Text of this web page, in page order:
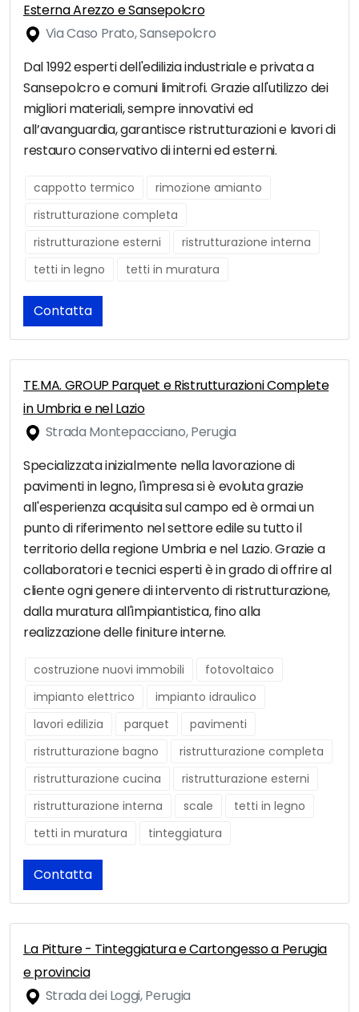
Esterna Arezzo e Sansepolcro
Via Caso Prato, Sansepolcro
Dal 1992 esperti dell'edilizia industriale e privata a
Sansepolcro e comuni limitrofi. Grazie all'utilizzo dei
migliori materiali, sempre innovativi ed
all’avanguardia, garantisce ristrutturazioni e lavori di
restauro conservativo di interni ed esterni.
cappotto termico
rimozione amianto
ristrutturazione completa
ristrutturazione esterni
ristrutturazione interna
tetti in legno
tetti in muratura
Contatta
TE.MA. GROUP Parquet e Ristrutturazioni Complete
in Umbria e nel Lazio
Strada Montepacciano, Perugia
Specializzata inizialmente nella lavorazione di
pavimenti in legno, l'impresa si è evoluta grazie
all'esperienza acquisita sul campo ed è ormai un
punto di riferimento nel settore edile su tutto il
territorio della regione Umbria e nel Lazio. Grazie a
collaboratori e tecnici esperti è in grado di offrire al
cliente ogni genere di intervento di ristrutturazione,
dalla muratura all'impiantistica, fino alla
realizzazione delle finiture interne.
costruzione nuovi immobili
fotovoltaico
impianto elettrico
impianto idraulico
lavori edilizia
parquet
pavimenti
ristrutturazione bagno
ristrutturazione completa
ristrutturazione cucina
ristrutturazione esterni
ristrutturazione interna
scale
tetti in legno
tetti in muratura
tinteggiatura
Contatta
L.a Pitture - Tinteggiatura e Cartongesso a Perugia
e provincia
Strada dei Loggi, Perugia